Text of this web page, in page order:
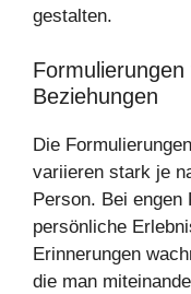
gestalten.
Beziehungen
Die
variieren stark je
Person. Bei
persönliche
Erinnerungen
die man